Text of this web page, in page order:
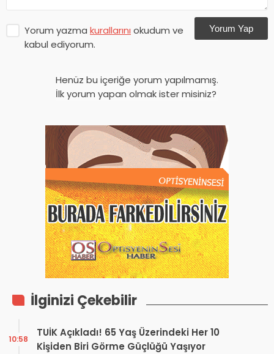
Yorum yazma kurallarını okudum ve
kabul ediyorum.
Yorum Yap
Henüz bu içeriğe yorum yapılmamış.
İlk yorum yapan olmak ister misiniz?
İlginizi Çekebilir
TUİK Açıkladı! 65 Yaş Üzerindeki Her 10
Kişiden Biri Görme Güçlüğü Yaşıyor
10:58